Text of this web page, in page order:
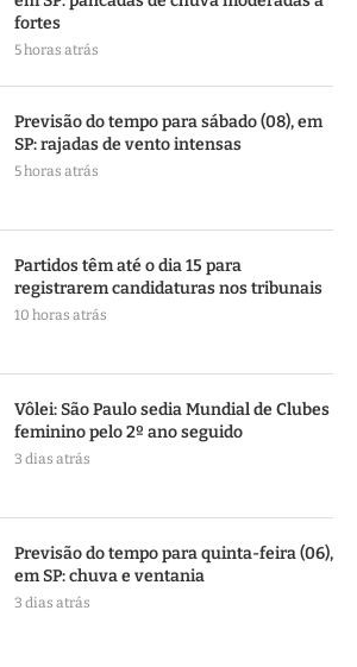
fortes
5 horas atrás
Previsão do tempo para sábado (08), em
SP: rajadas de vento intensas
5 horas atrás
Partidos têm até o dia 15 para
registrarem candidaturas nos tribunais
10 horas atrás
Vôlei: São Paulo sedia Mundial de Clubes
feminino pelo 2º ano seguido
3 dias atrás
Previsão do tempo para quinta-feira (06),
em SP: chuva e ventania
3 dias atrás